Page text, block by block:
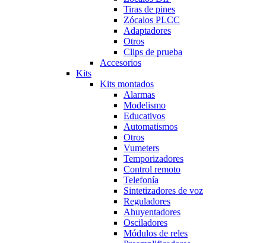
Tiras de pines
Zócalos PLCC
Adaptadores
Otros
Clips de prueba
Accesorios
Kits
Kits montados
Alarmas
Modelismo
Educativos
Automatismos
Otros
Vumeters
Temporizadores
Control remoto
Telefonía
Sintetizadores de voz
Reguladores
Ahuyentadores
Osciladores
Módulos de reles